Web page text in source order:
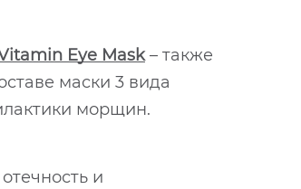
Eye Mask– также
маски 3 вида
морщин.
и